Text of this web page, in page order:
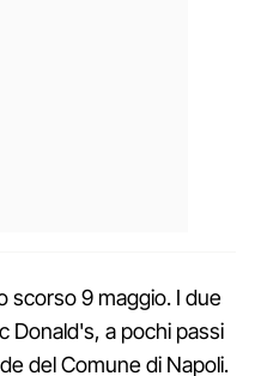
scorso 9 maggio. I due
Donald's, a pochi passi
del Comune di Napoli.